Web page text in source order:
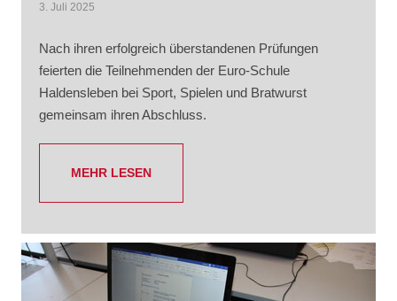
3. Juli 2025
Nach ihren erfolgreich überstandenen Prüfungen
feierten die Teilnehmenden der Euro-Schule
Haldensleben bei Sport, Spielen und Bratwurst
gemeinsam ihren Abschluss.
MEHR LESEN